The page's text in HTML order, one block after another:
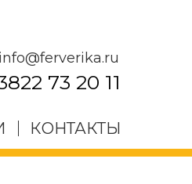
info@ferverika.ru
73 20 11
КОНТАКТЫ